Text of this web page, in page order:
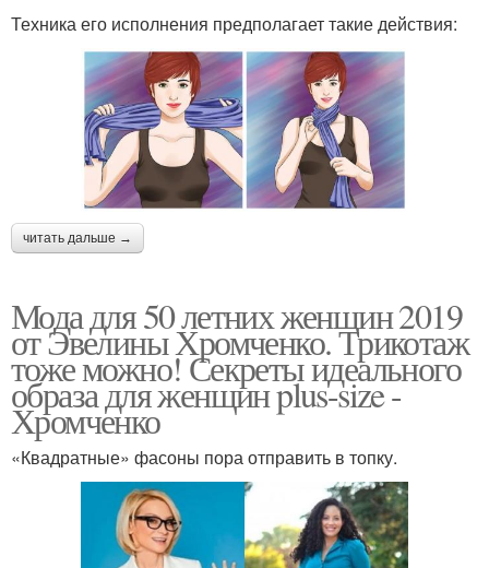
Техника его исполнения предполагает такие действия:
читать дальше →
Мода для 50 летних женщин 2019
от Эвелины Хромченко. Трикотаж
тоже можно! Секреты идеального
образа для женщин plus-size -
Хромченко
«Квадратные» фасоны пора отправить в топку.